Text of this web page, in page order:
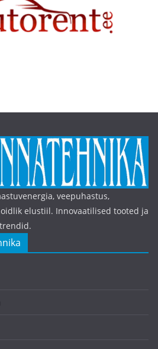
veepuhastus,
elustiil. Innovaatilised tooted ja